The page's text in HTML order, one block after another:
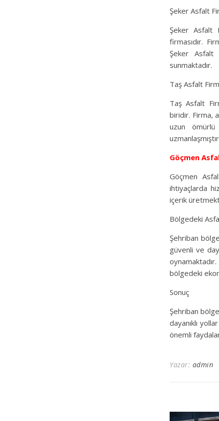
Şeker Asfalt
Şeker Asfalt
firmasıdır.
Şeker Asfalt
sunmaktadır.
Taş Asfalt
Taş Asfalt
biridir. Firma,
uzun
Göçmen
Göçmen
ihtiyaçlarda
içerik
Bölgedeki
Şehriban
güvenli ve
bölgedeki
Sonuç
Şehriban
dayanıklı
önemli
Yazar: admin